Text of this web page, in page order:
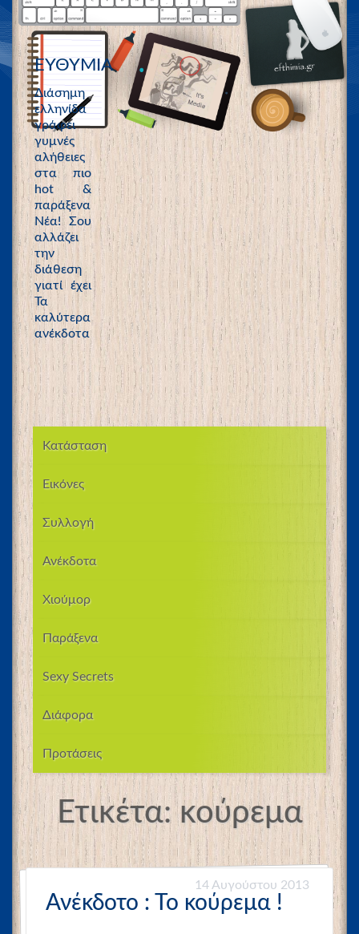
ΕΥΘΥΜΙΑ
Διάσημη
ελληνίδα
γράφει
γυμνές
αλήθειες
στα πιο
hot &
παράξενα
Νέα! Σου
αλλάζει
την
διάθεση
γιατί έχει
Τα
καλύτερα
ανέκδοτα
Κατάσταση
Εικόνες
Συλλογή
Ανέκδοτα
Χιούμορ
Παράξενα
Sexy Secrets
Διάφορα
Προτάσεις
Ετικέτα:κούρεμα
14 Αυγούστου 2013
Ανέκδοτο : Το κούρεμα !